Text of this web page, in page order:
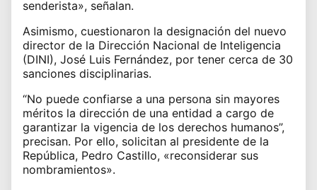
senderista», señalan.
Asimismo, cuestionaron la designación del nuevo
director de la Dirección Nacional de Inteligencia
(DINI), José Luis Fernández, por tener cerca de 30
sanciones disciplinarias.
“No puede confiarse a una persona sin mayores
méritos la dirección de una entidad a cargo de
garantizar la vigencia de los derechos humanos”,
precisan. Por ello, solicitan al presidente de la
República, Pedro Castillo, «reconsiderar sus
nombramientos».